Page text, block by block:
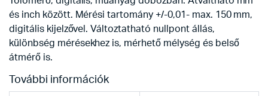
és inch között. Mérési tartomány +/-0,01- max. 150 mm,
digitális kijelzővel. Változtatható nullpont állás,
különbség mérésekhez is, mérhető mélység és belső
átmérő is.
További információk